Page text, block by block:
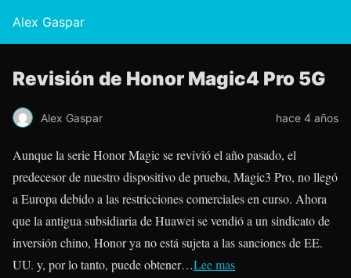
Alex Gaspar
Revisión de Honor Magic4 Pro 5G
Alex Gaspar hace 4 años
Aunque la serie Honor Magic se revivió el año pasado, el
predecesor de nuestro dispositivo de prueba, Magic3 Pro, no llegó
a Europa debido a las restricciones comerciales en curso. Ahora
que la antigua subsidiaria de Huawei se vendió a un sindicato de
inversión chino, Honor ya no está sujeta a las sanciones de EE.
UU. y, por lo tanto, puede obtener…Lee mas